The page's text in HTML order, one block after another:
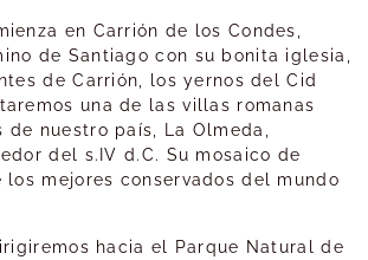
en Carrión de los Condes,
de Santiago con su bonita iglesia,
de Carrión, los yernos del Cid
una de las villas romanas
de nuestro país, La Olmeda,
del s.IV d.C. Su mosaico de
los mejores conservados del mundo
hacia el Parque Natural de